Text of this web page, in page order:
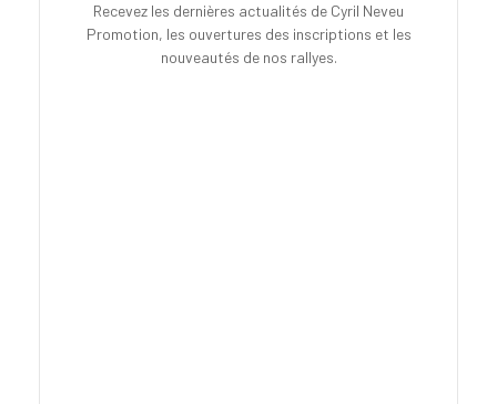
Recevez les dernières actualités de Cyril Neveu
Promotion, les ouvertures des inscriptions et les
nouveautés de nos rallyes.